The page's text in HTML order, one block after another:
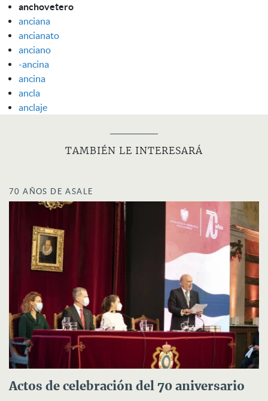
anchovetero
anciana
ancianato
anciano
-ancina
ancina
ancla
anclaje
TAMBIÉN LE INTERESARÁ
70 AÑOS DE ASALE
Actos de celebración del 70 aniversario